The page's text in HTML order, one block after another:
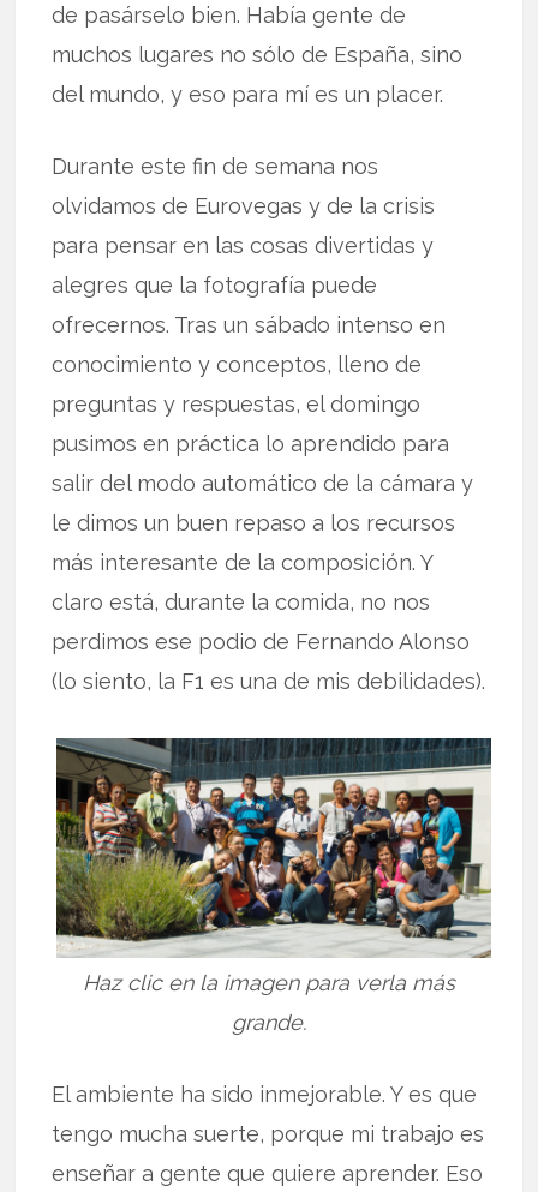
de pasárselo bien. Había gente de
muchos lugares no sólo de España, sino
del mundo, y eso para mí es un placer.
Durante este fin de semana nos
olvidamos de Eurovegas y de la crisis
para pensar en las cosas divertidas y
alegres que la fotografía puede
ofrecernos. Tras un sábado intenso en
conocimiento y conceptos, lleno de
preguntas y respuestas, el domingo
pusimos en práctica lo aprendido para
salir del modo automático de la cámara y
le dimos un buen repaso a los recursos
más interesante de la composición. Y
claro está, durante la comida, no nos
perdimos ese podio de Fernando Alonso
(lo siento, la F1 es una de mis debilidades).
Haz clic en la imagen para verla más
grande.
El ambiente ha sido inmejorable. Y es que
tengo mucha suerte, porque mi trabajo es
enseñar a gente que quiere aprender. Eso